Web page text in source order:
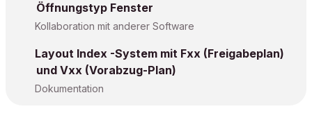
Öffnungstyp Fenster
Kollaboration mit anderer Software
Layout Index -System mit Fxx (Freigabeplan)
und Vxx (Vorabzug-Plan)
Dokumentation